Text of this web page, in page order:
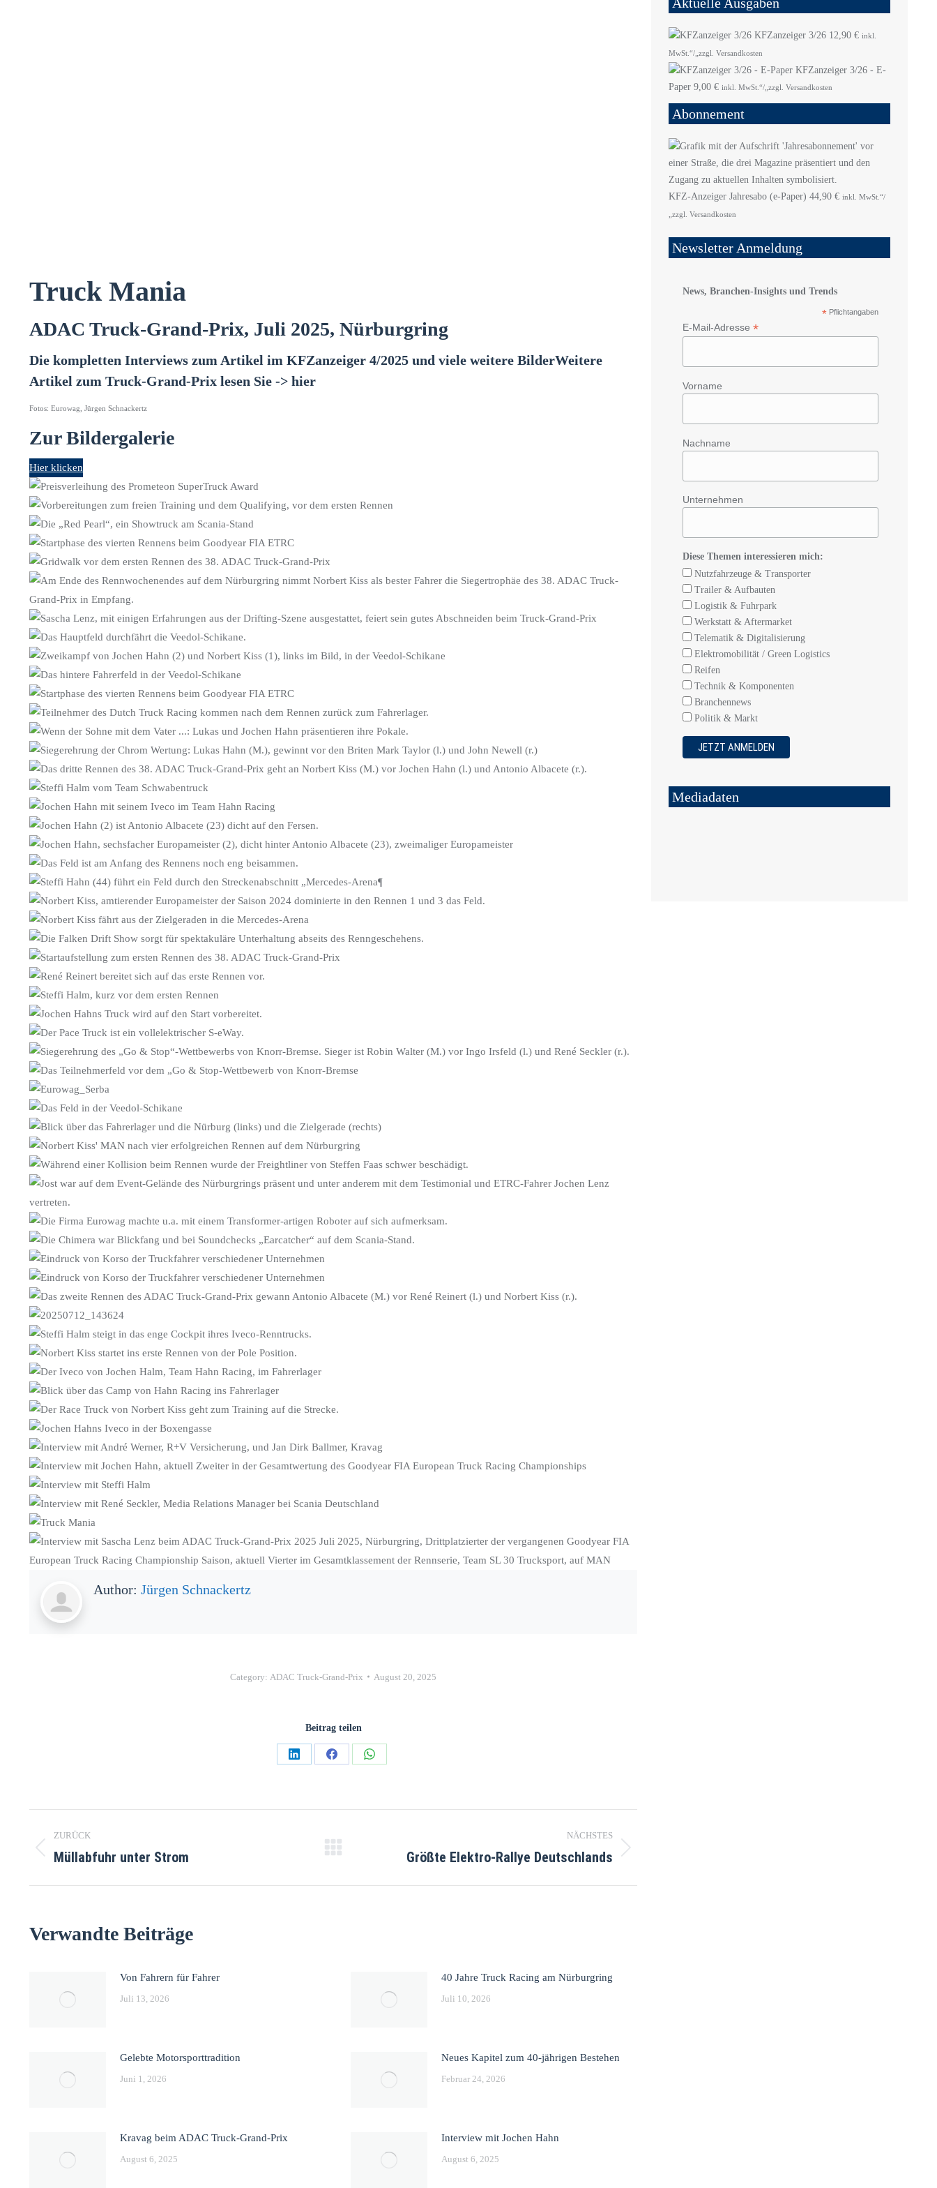
Truck Mania
ADAC Truck-Grand-Prix, Juli 2025, Nürburgring
Die kompletten Interviews zum Artikel im KFZanzeiger 4/2025 und viele weitere BilderWeitere
Artikel zum Truck-Grand-Prix lesen Sie -> hier
Fotos: Eurowag, Jürgen Schnackertz
Zur Bildergalerie
Hier klicken
Author: Jürgen Schnackertz
Category: ADAC Truck-Grand-Prix August 20, 2025
Beitrag teilen
Teilen
Teilen
Teilen
Kommentarnavigation
ZURÜCK
Vorheriger
Müllabfuhr unter Strom
NÄCHSTES
Größte Elektro-Rallye Deutschlands
Verwandte Beiträge
Von Fahrern für Fahrer
Juli 13, 2026
40 Jahre Truck Racing am Nürburgring
Juli 10, 2026
Gelebte Motorsporttradition
Juni 1, 2026
Neues Kapitel zum 40-jährigen Bestehen
Februar 24, 2026
Kravag beim ADAC Truck-Grand-Prix
August 6, 2025
Interview mit Jochen Hahn
August 6, 2025
KFZanzeiger 3/26 12,90 € inkl.
MwSt.“/„zzgl. Versandkosten
KFZanzeiger 3/26 - E-
Paper 9,00 € inkl. MwSt.“/„zzgl. Versandkosten
Abonnement
KFZ-Anzeiger Jahresabo (e-Paper) 44,90 € inkl. MwSt.“/
„zzgl. Versandkosten
Newsletter Anmeldung
News, Branchen-Insights und Trends
* Pflichtangaben
E-Mail-Adresse *
Vorname
Nachname
Unternehmen
Diese Themen interessieren mich:
Nutzfahrzeuge & Transporter
Trailer & Aufbauten
Logistik & Fuhrpark
Werkstatt & Aftermarket
Telematik & Digitalisierung
Elektromobilität / Green Logistics
Reifen
Technik & Komponenten
Branchennews
Politik & Markt
Mediadaten